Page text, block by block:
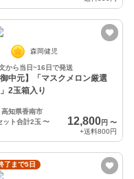
森岡健児
から当日~16日で発送
御中元】「マスクメロン厳選
2玉箱入り
高知県香南市
ット合計2玉 〜 12,800円 〜
+送料800円
了まで5日